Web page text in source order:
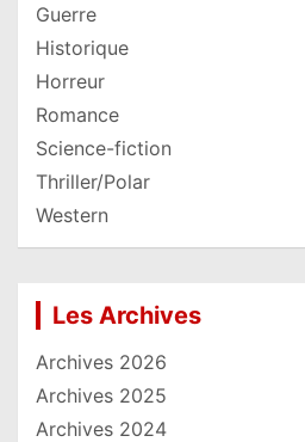
Guerre
Historique
Horreur
Romance
Science-fiction
Thriller/Polar
Western
Les Archives
Archives 2026
Archives 2025
Archives 2024